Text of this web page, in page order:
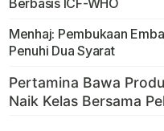
Berbasis ICF-WHO
Menhaj: Pembukaan
Penuhi Dua Syarat